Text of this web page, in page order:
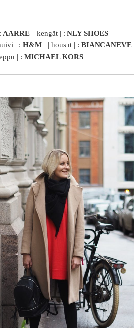
AARRE | kengät | :NLY SHOES
| :H&M | housut | : BIANCANEVE
| : MICHAEL KORS